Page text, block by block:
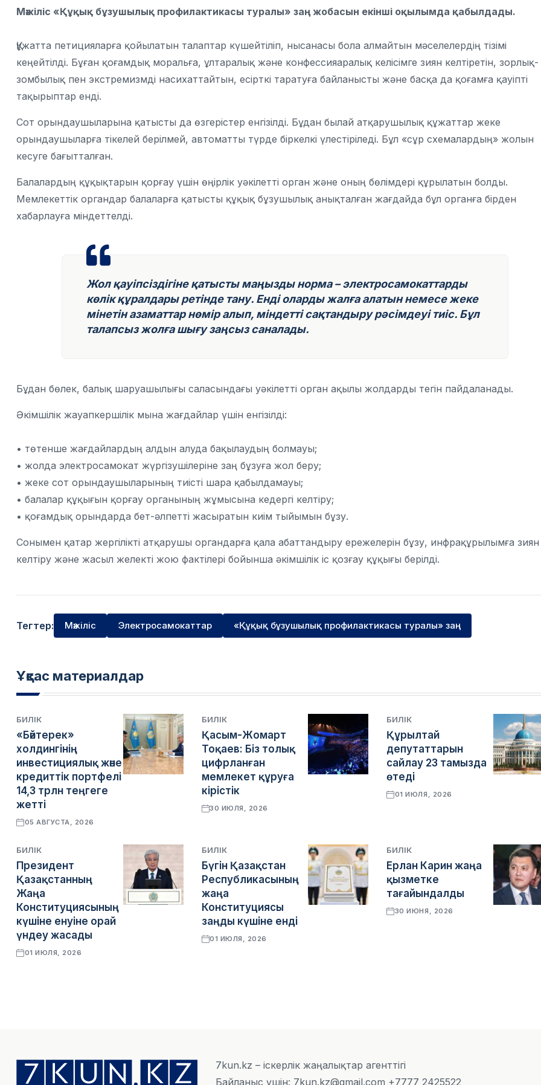
Мәжіліс «Құқық бұзушылық профилактикасы туралы» заң жобасын екінші оқылымда қабылдады.
Құжатта петицияларға қойылатын талаптар күшейтіліп, нысанасы бола алмайтын мәселелердің тізімі
кеңейтілді. Бұған қоғамдық моральға, ұлтаралық және конфессияаралық келісімге зиян келтіретін, зорлық-
зомбылық пен экстремизмді насихаттайтын, есірткі таратуға байланысты және басқа да қоғамға қауіпті
тақырыптар енді.
Сот орындаушыларына қатысты да өзгерістер енгізілді. Бұдан былай атқарушылық құжаттар жеке
орындаушыларға тікелей берілмей, автоматты түрде біркелкі үлестіріледі. Бұл «сұр схемалардың» жолын
кесуге бағытталған.
Балалардың құқықтарын қорғау үшін өңірлік уәкілетті орган және оның бөлімдері құрылатын болды.
Мемлекеттік органдар балаларға қатысты құқық бұзушылық анықталған жағдайда бұл органға бірден
хабарлауға міндеттелді.
Жол қауіпсіздігіне қатысты маңызды норма – электросамокаттарды
көлік құралдары ретінде тану. Енді оларды жалға алатын немесе жеке
мінетін азаматтар нөмір алып, міндетті сақтандыру рәсімдеуі тиіс. Бұл
талапсыз жолға шығу заңсыз саналады.
Бұдан бөлек, балық шаруашылығы саласындағы уәкілетті орган ақылы жолдарды тегін пайдаланады.
Әкімшілік жауапкершілік мына жағдайлар үшін енгізілді:
• төтенше жағдайлардың алдын алуда бақылаудың болмауы;
• жолда электросамокат жүргізушілеріне заң бұзуға жол беру;
• жеке сот орындаушыларының тиісті шара қабылдамауы;
• балалар құқығын қорғау органының жұмысына кедергі келтіру;
• қоғамдық орындарда бет-әлпетті жасыратын киім тыйымын бұзу.
Сонымен қатар жергілікті атқарушы органдарға қала абаттандыру ережелерін бұзу, инфрақұрылымға зиян
келтіру және жасыл желекті жою фактілері бойынша әкімшілік іс қозғау құқығы берілді.
Тегтер: Мәжіліс Электросамокаттар «Құқық бұзушылық профилактикасы туралы» заң
Ұқсас материалдар
БИЛІК
«Бәйтерек»
холдингінің
инвестициялық және
кредиттік портфелі
14,3 трлн теңгеге
жетті
05 АВГУСТА, 2026
БИЛІК
Қасым-Жомарт
Тоқаев: Біз толық
цифрланған
мемлекет құруға
кірістік
30 ИЮЛЯ, 2026
БИЛІК
Құрылтай
депутаттарын
сайлау 23 тамызда
өтеді
01 ИЮЛЯ, 2026
БИЛІК
Президент
Қазақстанның
Жаңа
Конституциясының
күшіне енуіне орай
үндеу жасады
01 ИЮЛЯ, 2026
БИЛІК
Бүгін Қазақстан
Республикасының
жаңа
Конституциясы
заңды күшіне енді
01 ИЮЛЯ, 2026
БИЛІК
Ерлан Карин жаңа
қызметке
тағайындалды
30 ИЮНЯ, 2026
7kun.kz – іскерлік жаңалықтар агенттігі
Байланыс үшін: 7kun.kz@gmail.com +7777 2425522